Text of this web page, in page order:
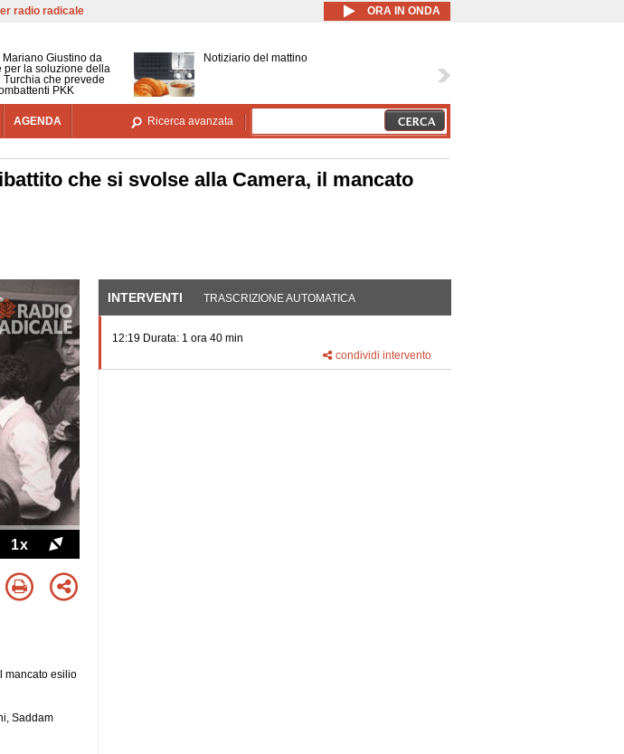
Salta al contenuto principale
radio radicale ORA IN ONDA
Giustino da
per la soluzione della
che prevede
PKK
Notiziario del mattino
AGENDA Ricerca avanzata
che si svolse alla Camera, il mancato
1x
mancato esilio
Saddam
INTERVENTI (SCHEDA ATTIVA)
TRASCRIZIONE AUTOMATICA
12:19 Durata: 1 ora 40 min
condividi intervento